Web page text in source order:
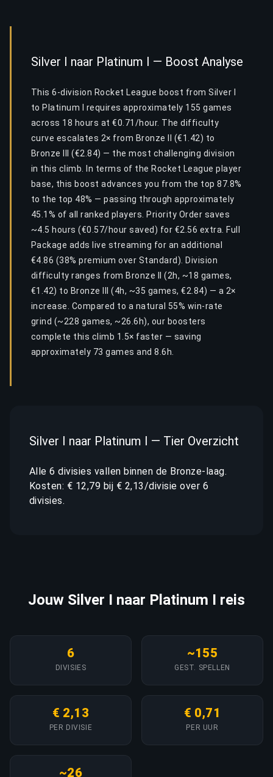
Silver I naar Platinum I — Boost Analyse
This 6-division Rocket League boost from Silver I
to Platinum I requires approximately 155 games
across 18 hours at €0.71/hour. The difficulty
curve escalates 2× from Bronze II (€1.42) to
Bronze III (€2.84) — the most challenging division
in this climb. In terms of the Rocket League player
base, this boost advances you from the top 87.8%
to the top 48% — passing through approximately
45.1% of all ranked players. Priority Order saves
~4.5 hours (€0.57/hour saved) for €2.56 extra. Full
Package adds live streaming for an additional
€4.86 (38% premium over Standard). Division
difficulty ranges from Bronze II (2h, ~18 games,
€1.42) to Bronze III (4h, ~35 games, €2.84) — a 2×
increase. Compared to a natural 55% win-rate
grind (~228 games, ~26.6h), our boosters
complete this climb 1.5× faster — saving
approximately 73 games and 8.6h.
Silver I naar Platinum I — Tier Overzicht
Alle 6 divisies vallen binnen de Bronze-laag.
Kosten: € 12,79 bij € 2,13/divisie over 6
divisies.
Jouw Silver I naar Platinum I reis
6
DIVISIES
~155
GEST. SPELLEN
€ 2,13
PER DIVISIE
€ 0,71
PER UUR
~26